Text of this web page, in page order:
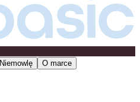
Niemowlę
O marce